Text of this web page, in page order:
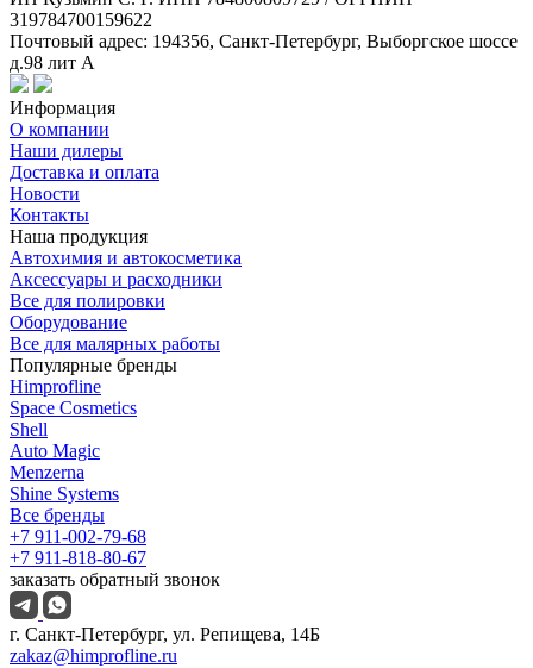
319784700159622
Почтовый адрес: 194356, Санкт-Петербург, Выборгское шоссе
д.98 лит А
Информация
О компании
Наши дилеры
Доставка и оплата
Новости
Контакты
Наша продукция
Автохимия и автокосметика
Аксессуары и расходники
Все для полировки
Оборудование
Все для малярных работы
Популярные бренды
Himprofline
Space Cosmetics
Shell
Auto Magic
Menzerna
Shine Systems
Все бренды
+7 911-002-79-68
+7 911-818-80-67
заказать обратный звонок
г. Санкт-Петербург, ул. Репищева, 14Б
zakaz@himprofline.ru